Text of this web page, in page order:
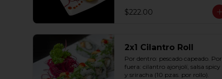
pzas. por rollo).
$222.00
2x1 Cilantro Roll
Por dentro: pescado capeado. Por
fuera: cilantro ajonjolí, salsa spicy
y sriracha (10 pzas. por rollo).